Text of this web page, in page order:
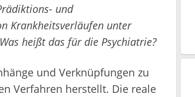
und
Krankheitsverläufen unter
heißt das für die Psychiatrie?
und Verknüpfungen zu
Verfahren herstellt. Die reale